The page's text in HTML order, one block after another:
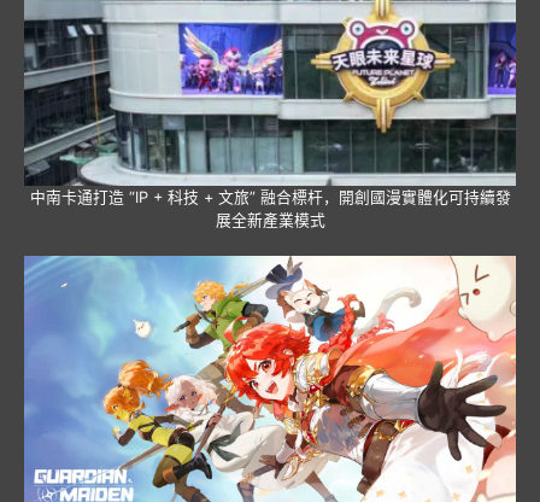
中南卡通打造 “IP + 科技 + 文旅” 融合標杆，開創國漫實體化可持續發
展全新產業模式